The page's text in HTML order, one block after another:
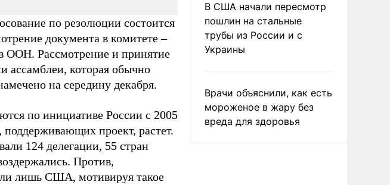
по резолюции состоится
документа в комитете –
ООН. Рассмотрение и принятие
ассамблеи, которая обычно
на середину декабря.
по инициативе России с 2005
проект, растет.
124 делегации, 55 стран
Против,
лишь США, мотивируя такое
В США начали пересмотр
пошлин на стальные
трубы из России и с
Украины
Врачи объяснили, как есть
мороженое в жару без
вреда для здоровья